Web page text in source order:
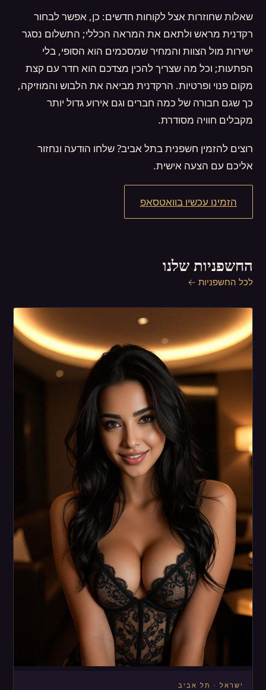
שאלות שחוזרות אצל לקוחות חדשים: כן, אפשר לבחור
רקדנית מראש ולתאם את המראה הכללי; התשלום נסגר
ישירות מול הצוות והמחיר שמסכמים הוא הסופי, בלי
הפתעות; וכל מה שצריך להכין מצדכם הוא חדר עם קצת
מקום פנוי ופרטיות. הרקדנית מביאה את הלבוש והמוזיקה,
כך שגם חבורה של כמה חברים וגם אירוע גדול יותר
מקבלים חוויה מסודרת.
רוצים להזמין חשפנית בתל אביב? שלחו הודעה ונחזור
אליכם עם הצעה אישית.
הזמינו עכשיו בוואטסאפ
החשפניות שלנו
לכל החשפניות ←
ישראל · תל אביב